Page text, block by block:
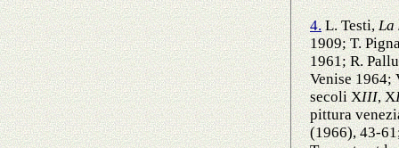
4.L. Testi,La
1909; T.
1961; R.
Venise 1964;
secoli XIII, X
pittura
(1966), 43-